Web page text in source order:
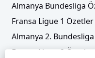
Almanya Bundesliga
Fransa Ligue 1 Özetler
Almanya 2.
Fransa Ligue 2 Özetler